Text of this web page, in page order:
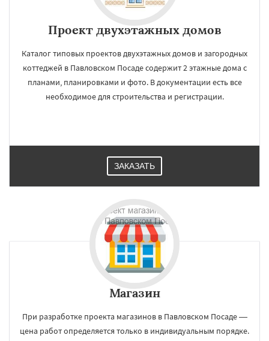
Проект двухэтажных домов
Каталог типовых проектов двухэтажных домов и загородных
коттеджей в Павловском Посаде содержит 2 этажные дома с
планами, планировками и фото. В документации есть все
необходимое для строительства и регистрации.
ЗАКАЗАТЬ
Магазин
При разработке проекта магазинов в Павловском Посаде —
цена работ определяется только в индивидуальным порядке.